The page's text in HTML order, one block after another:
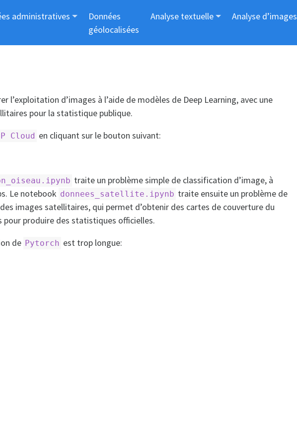
administratives
Données
géolocalisées
Analyse textuelle Analyse d’images
l’exploitation d’images à l’aide de modèles de Deep Learning, avec une
pour la statistique publique.
Cloud en cliquant sur le bouton suivant:
traite un problème simple de classification d’image, à
Le notebook donnees_satellite.ipynb traite ensuite un problème de
images satellitaires, qui permet d’obtenir des cartes de couverture du
produire des statistiques officielles.
de Pytorch est trop longue: